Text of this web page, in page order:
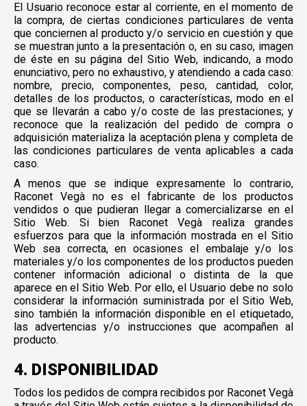
El Usuario reconoce estar al corriente, en el momento de
la compra, de ciertas condiciones particulares de venta
que conciernen al producto y/o servicio en cuestión y que
se muestran junto a la presentación o, en su caso, imagen
de éste en su página del Sitio Web, indicando, a modo
enunciativo, pero no exhaustivo, y atendiendo a cada caso:
nombre, precio, componentes, peso, cantidad, color,
detalles de los productos, o características, modo en el
que se llevarán a cabo y/o coste de las prestaciones; y
reconoce que la realización del pedido de compra o
adquisición materializa la aceptación plena y completa de
las condiciones particulares de venta aplicables a cada
caso.
A menos que se indique expresamente lo contrario,
Raconet Vegà no es el fabricante de los productos
vendidos o que pudieran llegar a comercializarse en el
Sitio Web. Si bien Raconet Vegà realiza grandes
esfuerzos para que la información mostrada en el Sitio
Web sea correcta, en ocasiones el embalaje y/o los
materiales y/o los componentes de los productos pueden
contener información adicional o distinta de la que
aparece en el Sitio Web. Por ello, el Usuario debe no solo
considerar la información suministrada por el Sitio Web,
sino también la información disponible en el etiquetado,
las advertencias y/o instrucciones que acompañen al
producto.
4. DISPONIBILIDAD
Todos los pedidos de compra recibidos por Raconet Vegà